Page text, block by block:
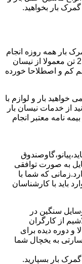
بار بخواهید.
بار همه روزه انجام
می شود.برای حمل و جابجایی بار با تناژ زیر 2 تن معمولا از نیسان
کم و اصطلاحا خورده
خواهید بار و لوازم با
از خدمات نیسان بار
نامه معتبر انجام
به صورت توافقی
که شما با
باید با کارشناسان
سنگین در
از کارگران
دوره دیده برای
به یخچال شما
بار بسپارید.